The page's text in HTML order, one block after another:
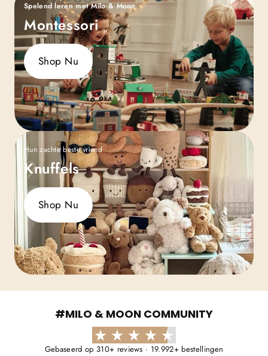
Spelend leren met Milo & Moon
Montessori
Shop Nu
Hun zachte beste vriend
Knuffels
Shop Nu
#MILO & MOON COMMUNITY
Gebaseerd op 310+ reviews · 19.992+ bestellingen